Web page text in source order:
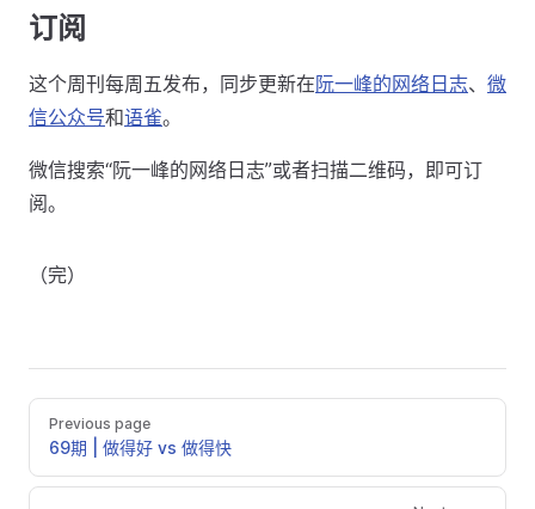
订阅
这个周刊每周五发布，同步更新在阮一峰的网络日志、 微
信公众号和语雀。
微信搜索“阮一峰的网络日志”或者扫描二维码，即可订
阅。
（完）
Previous page
69期 | 做得好 vs 做得快